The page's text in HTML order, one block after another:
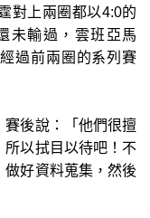
對上兩圈都以4:0的
未輸過，雲班亞馬
過前兩圈的系列賽
賽後說：「他們很擅
所以拭目以待吧！不
做好資料蒐集，然後